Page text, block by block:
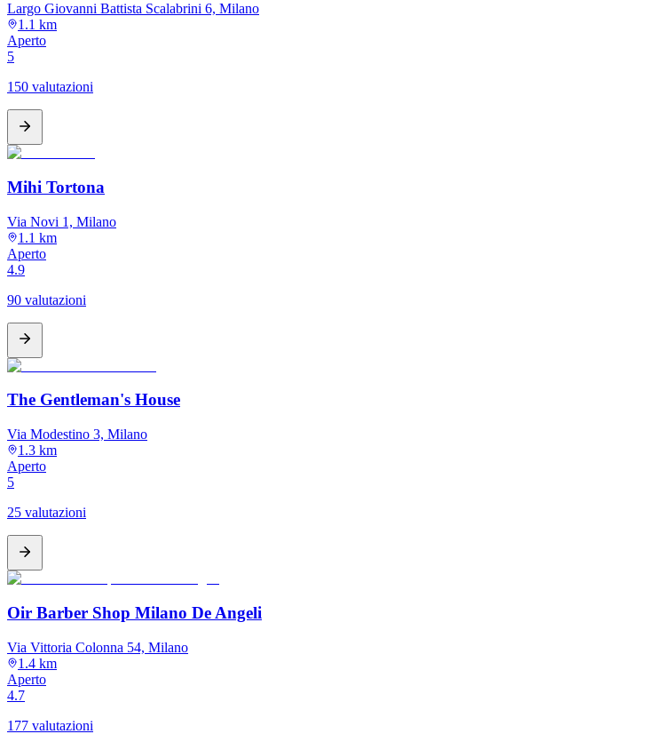
Largo Giovanni Battista Scalabrini 6, Milano
1.1 km
Aperto
5
150 valutazioni
Mihi Tortona
Via Novi 1, Milano
1.1 km
Aperto
4.9
90 valutazioni
The Gentleman's House
Via Modestino 3, Milano
1.3 km
Aperto
5
25 valutazioni
Oir Barber Shop Milano De Angeli
Via Vittoria Colonna 54, Milano
1.4 km
Aperto
4.7
177 valutazioni